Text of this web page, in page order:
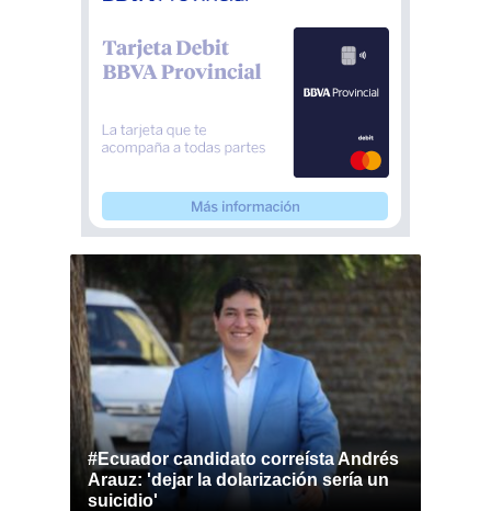
#Ecuador candidato correísta Andrés
Arauz: 'dejar la dolarización sería un
suicidio'